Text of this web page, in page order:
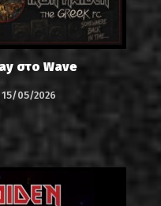
στο Wave
15/05/2026